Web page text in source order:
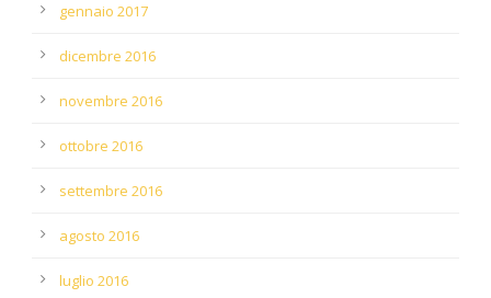
gennaio 2017
dicembre 2016
novembre 2016
ottobre 2016
settembre 2016
agosto 2016
luglio 2016